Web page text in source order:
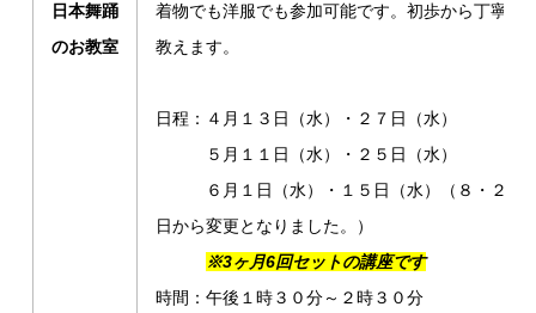
日本舞踊
のお教室
着物でも洋服でも参加可能です。初歩から丁寧に
教えます。
日程：４月１３日（水）・２７日（水）
５月１１日（水）・２５日（水）
６月１日（水）・１５日（水）（８・２２
日から変更となりました。）
※3ヶ月6回セットの講座です
時間：午後１時３０分～２時３０分